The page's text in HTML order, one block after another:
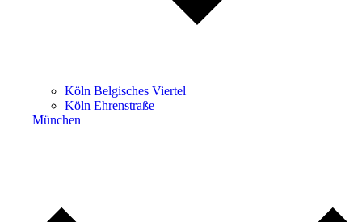
Köln Belgisches Viertel
Köln Ehrenstraße
München